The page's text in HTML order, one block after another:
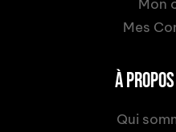
Mon
Mes
À
Qui